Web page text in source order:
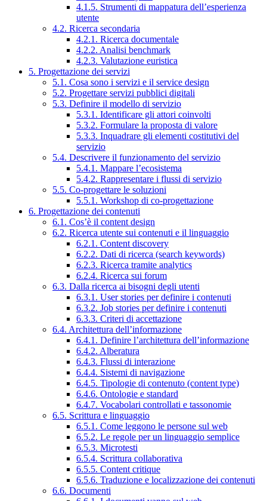
4.1.5. Strumenti di mappatura dell’esperienza
utente
4.2. Ricerca secondaria
4.2.1. Ricerca documentale
4.2.2. Analisi benchmark
4.2.3. Valutazione euristica
5. Progettazione dei servizi
5.1. Cosa sono i servizi e il service design
5.2. Progettare servizi pubblici digitali
5.3. Definire il modello di servizio
5.3.1. Identificare gli attori coinvolti
5.3.2. Formulare la proposta di valore
5.3.3. Inquadrare gli elementi costitutivi del
servizio
5.4. Descrivere il funzionamento del servizio
5.4.1. Mappare l’ecosistema
5.4.2. Rappresentare i flussi di servizio
5.5. Co-progettare le soluzioni
5.5.1. Workshop di co-progettazione
6. Progettazione dei contenuti
6.1. Cos’è il content design
6.2. Ricerca utente sui contenuti e il linguaggio
6.2.1. Content discovery
6.2.2. Dati di ricerca (search keywords)
6.2.3. Ricerca tramite analytics
6.2.4. Ricerca sui forum
6.3. Dalla ricerca ai bisogni degli utenti
6.3.1. User stories per definire i contenuti
6.3.2. Job stories per definire i contenuti
6.3.3. Criteri di accettazione
6.4. Architettura dell’informazione
6.4.1. Definire l’architettura dell’informazione
6.4.2. Alberatura
6.4.3. Flussi di interazione
6.4.4. Sistemi di navigazione
6.4.5. Tipologie di contenuto (content type)
6.4.6. Ontologie e standard
6.4.7. Vocabolari controllati e tassonomie
6.5. Scrittura e linguaggio
6.5.1. Come leggono le persone sul web
6.5.2. Le regole per un linguaggio semplice
6.5.3. Microtesti
6.5.4. Scrittura collaborativa
6.5.5. Content critique
6.5.6. Traduzione e localizzazione dei contenuti
6.6. Documenti